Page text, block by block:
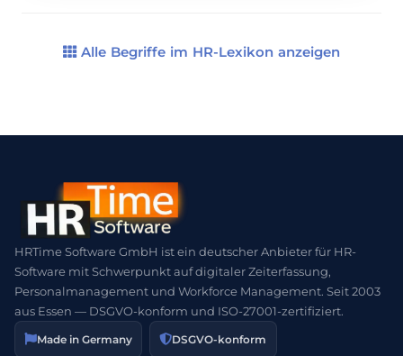
Alle Begriffe im HR-Lexikon anzeigen
HRTime Software GmbH ist ein deutscher Anbieter für HR-
Software mit Schwerpunkt auf digitaler Zeiterfassung,
Personalmanagement und Workforce Management. Seit 2003
aus Essen — DSGVO-konform und ISO-27001-zertifiziert.
Made in Germany DSGVO-konform